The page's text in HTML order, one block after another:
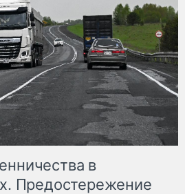
в
Предостережение